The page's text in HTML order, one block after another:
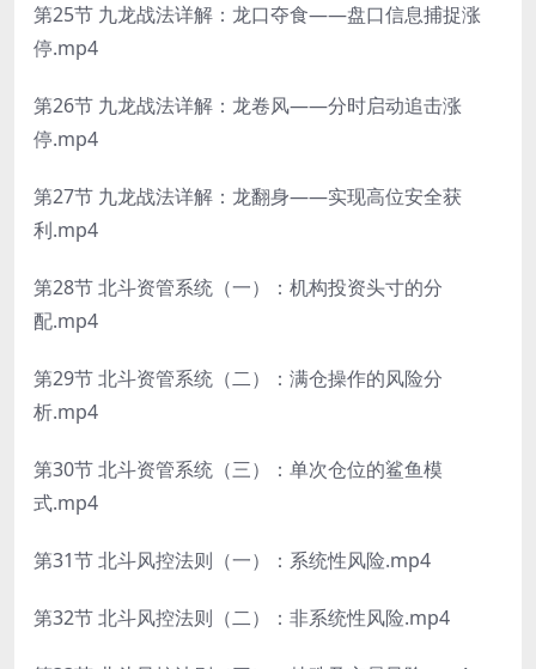
第25节 九龙战法详解：龙口夺食——盘口信息捕捉涨
停.mp4
第26节 九龙战法详解：龙卷风——分时启动追击涨
停.mp4
第27节 九龙战法详解：龙翻身——实现高位安全获
利.mp4
第28节 北斗资管系统（一）：机构投资头寸的分
配.mp4
第29节 北斗资管系统（二）：满仓操作的风险分
析.mp4
第30节 北斗资管系统（三）：单次仓位的鲨鱼模
式.mp4
第31节 北斗风控法则（一）：系统性风险.mp4
第32节 北斗风控法则（二）：非系统性风险.mp4